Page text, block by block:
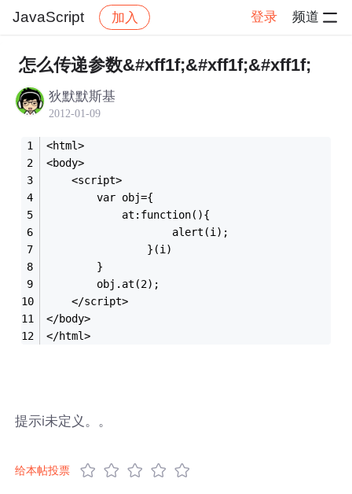
JavaScript 加入 登录 频道
社区 JavaScript 帖子详情
怎么传递参数&#xff1f;&#xff1f;&#xff1f;
狄默默斯基
2012-01-09
<html>
<body>
	<script>
		var obj={
			at:function(){
					alert(i);
				}(i)
		}
		obj.at(2);
	</script>
</body>
</html>
提示i未定义。。
给本帖投票